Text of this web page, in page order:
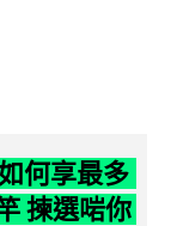
何享最多
揀選啱你